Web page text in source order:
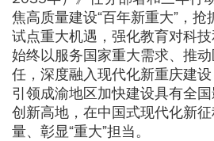
焦高质量建设“百年新重大”，
试点重大机遇，强化教育对科技
始终以服务国家重大需求、推
任，深度融入现代化新重庆建设
引领成渝地区加快建设具有全
创新高地，在中国式现代化新征
量、彰显“重大”担当。